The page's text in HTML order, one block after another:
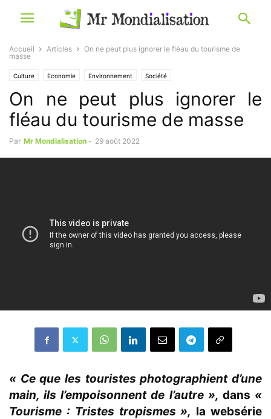
Accueil Articles
On ne peut plus ignorer le fléau du tourisme de
masse
Culture Economie Environnement Société
On ne peut plus ignorer le
fléau du tourisme de masse
Par Mr Mondialisation - 29 août 2022
« Ce que les touristes photographient d’une
main, ils l’empoisonnent de l’autre », dans «
Tourisme : Tristes tropismes », la websérie